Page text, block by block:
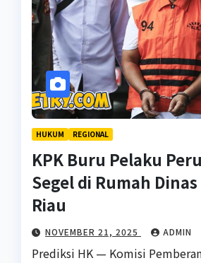
HUKUM REGIONAL
KPK Buru Pelaku
Segel di Rumah
Riau
NOVEMBER 21, 2025 ADMIN
Prediksi HK — Komisi